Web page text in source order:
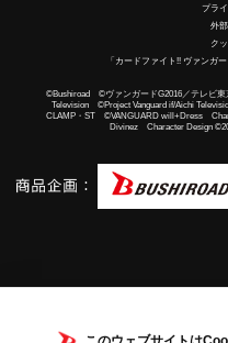
プラ
外
ク
「カードファイト!! ヴァンガ
©Bushiroad ©ヴァンガードG2016／テレビ
Television ©Project Vanguard if/Aichi
CLAMP・ST ©VANGUARD will+Dress
Divinez Character Design